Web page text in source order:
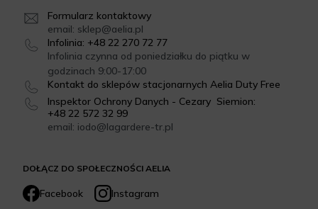
DOŁĄCZ DO SPOŁECZNOŚCI AELIA
Facebook
Instagram
Formularz kontaktowy
email: sklep@aelia.pl
Infolinia: +48 22 270 72 77
Infolinia czynna od poniedziałku do piątku w
godzinach 9:00-17:00
Kontakt do sklepów stacjonarnych Aelia Duty Free
Inspektor Ochrony Danych - Cezary Siemion:
+48 22 572 32 99
email: iodo@lagardere-tr.pl